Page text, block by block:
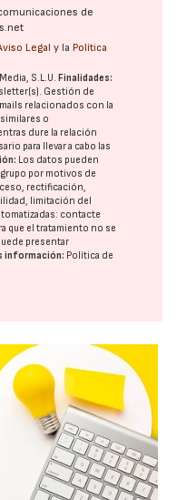
de
Legal y la Política
S.L.U.Finalidades:
Gestión de
relacionados con la
o
dure la relación
para llevar a cabo las
Los datos pueden
por motivos de
rectificación,
limitación del
contacte
que el tratamiento no se
presentar
información: Política de